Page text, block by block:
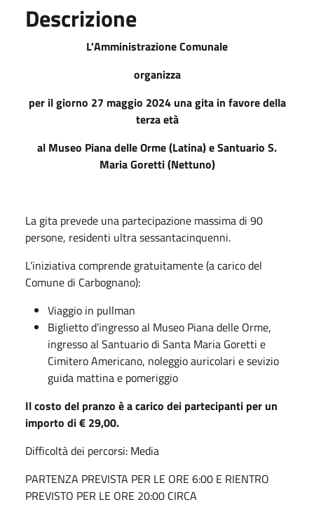
Descrizione
L'Amministrazione Comunale
organizza
per il giorno 27 maggio 2024 una gita in favore della
terza età
al Museo Piana delle Orme (Latina) e Santuario S.
Maria Goretti (Nettuno)
La gita prevede una partecipazione massima di 90
persone, residenti ultra sessantacinquenni.
L’iniziativa comprende gratuitamente (a carico del
Comune di Carbognano):
Viaggio in pullman
Biglietto d’ingresso al Museo Piana delle Orme,
ingresso al Santuario di Santa Maria Goretti e
Cimitero Americano, noleggio auricolari e sevizio
guida mattina e pomeriggio
Il costo del pranzo è a carico dei partecipanti per un
importo di € 29,00.
Difficoltà dei percorsi: Media
PARTENZA PREVISTA PER LE ORE 6:00 E RIENTRO
PREVISTO PER LE ORE 20:00 CIRCA